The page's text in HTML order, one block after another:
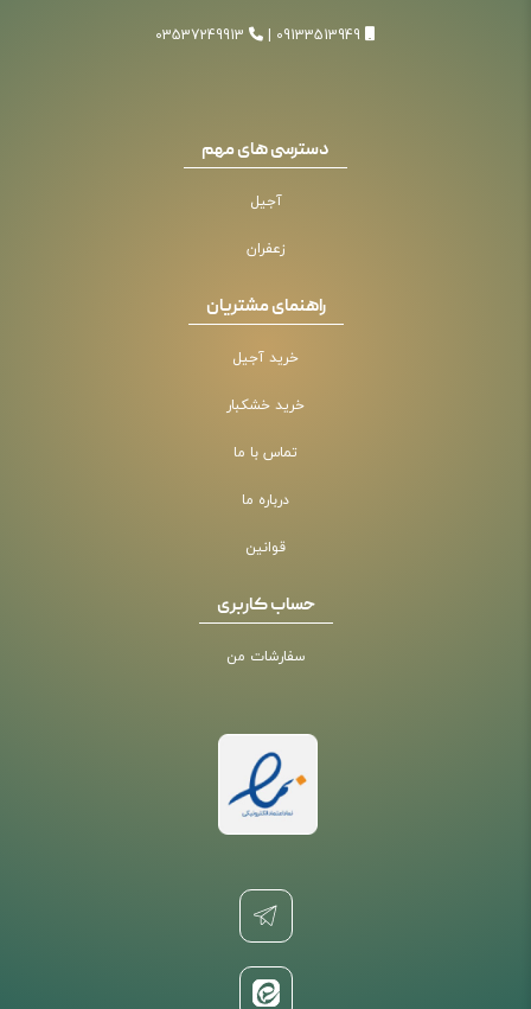
09133513949
03537249913
دسترسی های مهم
آجیل
زعفران
راهنمای مشتریان
خرید آجیل
خرید خشکبار
تماس با ما
درباره ما
قوانین
حساب کاربری
سفارشات من